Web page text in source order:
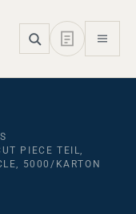
PIECE TEIL,
5000/KARTON